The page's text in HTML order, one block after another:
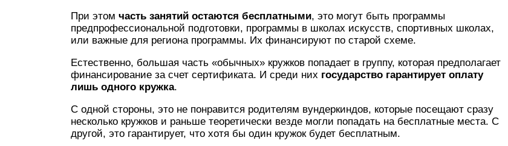
При этом часть занятий остаются бесплатными, это могут быть программы
предпрофессиональной подготовки, программы в школах искусств, спортивных школах,
или важные для региона программы. Их финансируют по старой схеме.
Естественно, большая часть «обычных» кружков попадает в группу, которая предполагает
финансирование за счет сертификата. И среди них государство гарантирует оплату
лишь одного кружка.
С одной стороны, это не понравится родителям вундеркиндов, которые посещают сразу
несколько кружков и раньше теоретически везде могли попадать на бесплатные места. С
другой, это гарантирует, что хотя бы один кружок будет бесплатным.